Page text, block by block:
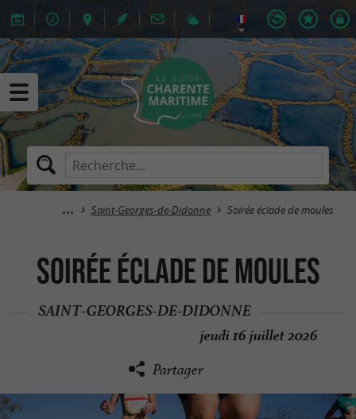
Saint-Georges-de-Didonne Soirée éclade de moules
Soirée éclade de moules
SAINT-GEORGES-DE-DIDONNE
jeudi 16 juillet 2026
Partager